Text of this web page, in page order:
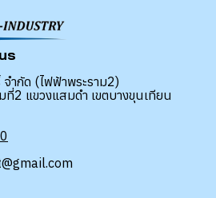
ำกัด (ไฟฟ้าพระราม2)
2 แขวงแสมดำ เขตบางขุนเทียน